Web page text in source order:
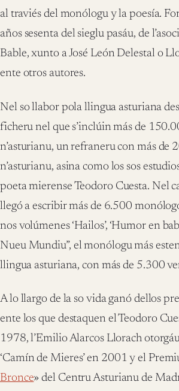
al traviés del monólogu y la poesía.
años sesenta del sieglu pasáu, de
Bable, xunto a José León Delestal o
ente otros autores.
Nel so llabor pola llingua asturiana
ficheru nel que s’inclúin más de
n’asturianu, un refraneru con más de
n’asturianu, asina como los sos
poeta mierense Teodoro Cuesta. Nel
llegó a escribir más de 6.500
nos volúmenes ‘Hailos’, ‘Humor en
Nueu Mundiu”, el monólogu más
llingua asturiana, con más de 5.300
A lo llargo de la so vida ganó dellos
ente los que destaquen el Teodoro
1978, l’Emilio Alarcos Llorach
‘Camín de Mieres’ en 2001 y el
Bronce» del Centru Asturianu de